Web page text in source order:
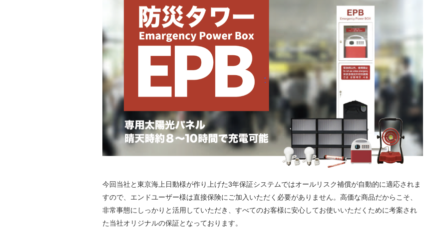
今回当社と東京海上日動様が作り上げた3年保証システムではオールリスク補償が自動的に適応されま
すので、エンドユーザー様は直接保険にご加入いただく必要がありません。高価な商品だからこそ、
非常事態にしっかりと活用していただき、すべてのお客様に安心してお使いいただくために考案され
た当社オリジナルの保証となっております。